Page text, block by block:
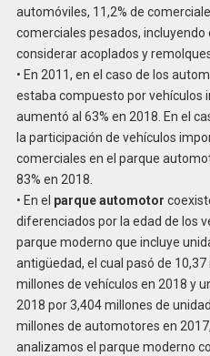
automóviles, 11,2% de
comerciales pesados, incluyendo
considerar acoplados y
• En 2011, en el caso de los
estaba compuesto por vehículos
aumentó al 63% en 2018. En el
la participación de vehículos
comerciales en el parque
83% en 2018.
• En el parque automotor
diferenciados por la edad de los
parque moderno que incluye
antigüedad, el cual pasó de
millones de vehículos en 2018 y
2018 por 3,404 millones de
millones de automotores en
analizamos el parque moderno